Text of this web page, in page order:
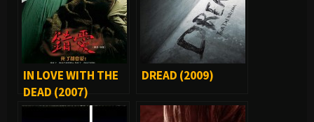
IN LOVE WITH THE
DEAD (2007)
DREAD (2009)